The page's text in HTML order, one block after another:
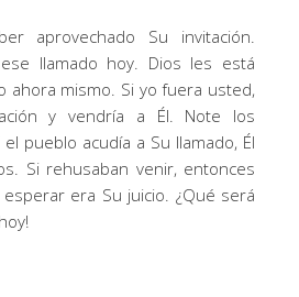
aprovechado Su invitación.
llamado hoy. Dios les está
ahora mismo. Si yo fuera usted,
y vendría a Él. Note los
pueblo acudía a Su llamado, Él
Si rehusaban venir, entonces
era Su juicio. ¿Qué será